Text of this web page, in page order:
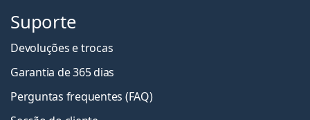
Suporte
Devoluções e trocas
Garantia de 365 dias
Perguntas frequentes (FAQ)